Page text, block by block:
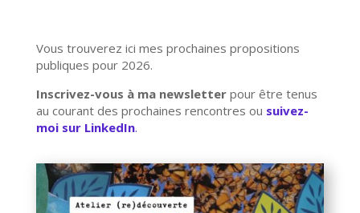
Vous trouverez ici mes prochaines propositions
publiques pour 2026.
Inscrivez-vous à ma newsletterpour être tenus
au courant des prochaines rencontres ou suivez-
moi sur LinkedIn.